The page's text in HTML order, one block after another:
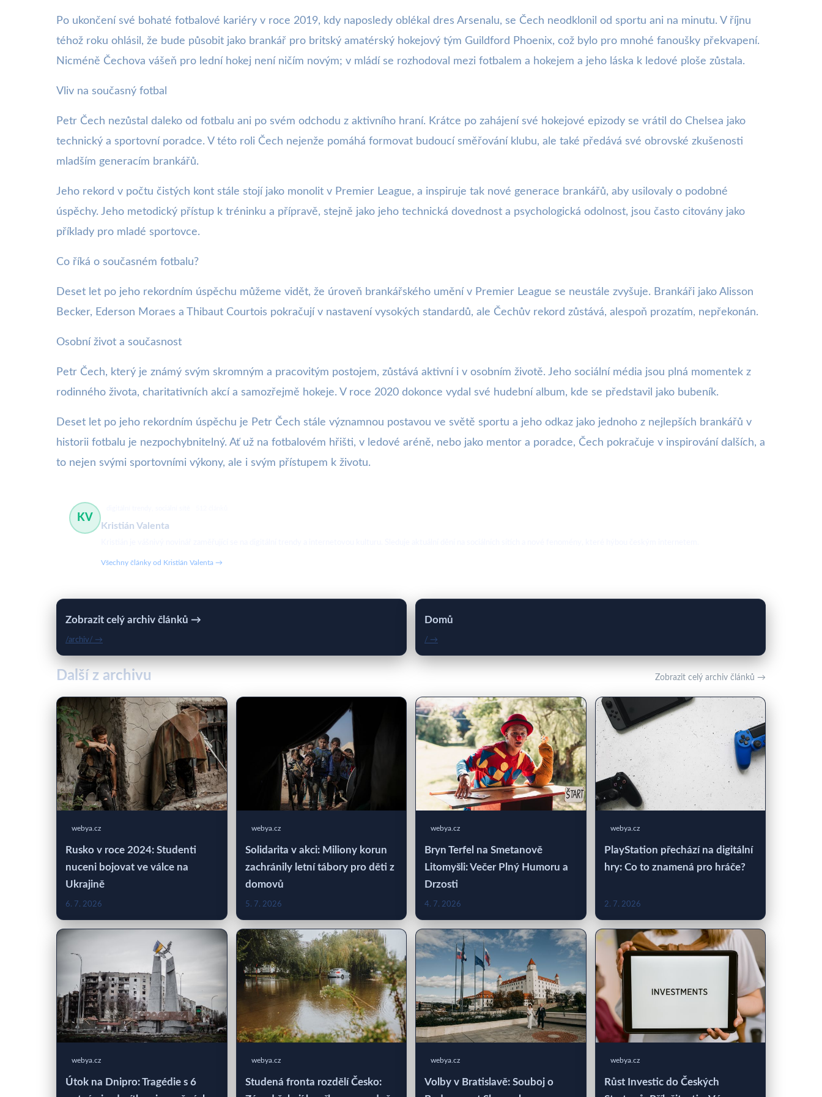
Po ukončení své bohaté fotbalové kariéry v roce 2019, kdy naposledy oblékal dres Arsenalu, se Čech neodklonil od sportu ani na minutu. V říjnu
téhož roku ohlásil, že bude působit jako brankář pro britský amatérský hokejový tým Guildford Phoenix, což bylo pro mnohé fanoušky překvapení.
Nicméně Čechova vášeň pro lední hokej není ničím novým; v mládí se rozhodoval mezi fotbalem a hokejem a jeho láska k ledové ploše zůstala.
Vliv na současný fotbal
Petr Čech nezůstal daleko od fotbalu ani po svém odchodu z aktivního hraní. Krátce po zahájení své hokejové epizody se vrátil do Chelsea jako
technický a sportovní poradce. V této roli Čech nejenže pomáhá formovat budoucí směřování klubu, ale také předává své obrovské zkušenosti
mladším generacím brankářů.
Jeho rekord v počtu čistých kont stále stojí jako monolit v Premier League, a inspiruje tak nové generace brankářů, aby usilovaly o podobné
úspěchy. Jeho metodický přístup k tréninku a přípravě, stejně jako jeho technická dovednost a psychologická odolnost, jsou často citovány jako
příklady pro mladé sportovce.
Co říká o současném fotbalu?
Deset let po jeho rekordním úspěchu můžeme vidět, že úroveň brankářského umění v Premier League se neustále zvyšuje. Brankáři jako Alisson
Becker, Ederson Moraes a Thibaut Courtois pokračují v nastavení vysokých standardů, ale Čechův rekord zůstává, alespoň prozatím, nepřekonán.
Osobní život a současnost
Petr Čech, který je známý svým skromným a pracovitým postojem, zůstává aktivní i v osobním životě. Jeho sociální média jsou plná momentek z
rodinného života, charitativních akcí a samozřejmě hokeje. V roce 2020 dokonce vydal své hudební album, kde se představil jako bubeník.
Deset let po jeho rekordním úspěchu je Petr Čech stále významnou postavou ve světě sportu a jeho odkaz jako jednoho z nejlepších brankářů v
historii fotbalu je nezpochybnitelný. Ať už na fotbalovém hřišti, v ledové aréně, nebo jako mentor a poradce, Čech pokračuje v inspirování dalších, a
to nejen svými sportovními výkony, ale i svým přístupem k životu.
KV
Kristián Valenta
Všechny články od Kristián Valenta →
Zobrazit celý archiv článků →
/archiv/ →
Domů
/ →
Další z archivu Zobrazit celý archiv článků →
webya.cz
Rusko v roce 2024: Studenti
nuceni bojovat ve válce na
Ukrajině
6. 7. 2026
webya.cz
Solidarita v akci: Miliony korun
zachránily letní tábory pro děti z
domovů
5. 7. 2026
webya.cz
Bryn Terfel na Smetanově
Litomyšli: Večer Plný Humoru a
Drzosti
4. 7. 2026
webya.cz
PlayStation přechází na digitální
hry: Co to znamená pro hráče?
2. 7. 2026
webya.cz
Útok na Dnipro: Tragédie s 6
webya.cz
Studená fronta rozdělí Česko:
webya.cz
Volby v Bratislavě: Souboj o
webya.cz
Růst Investic do Českých